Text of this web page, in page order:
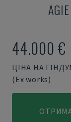
AGIE
44.000 €
ЦІНА НА
(Ex works)